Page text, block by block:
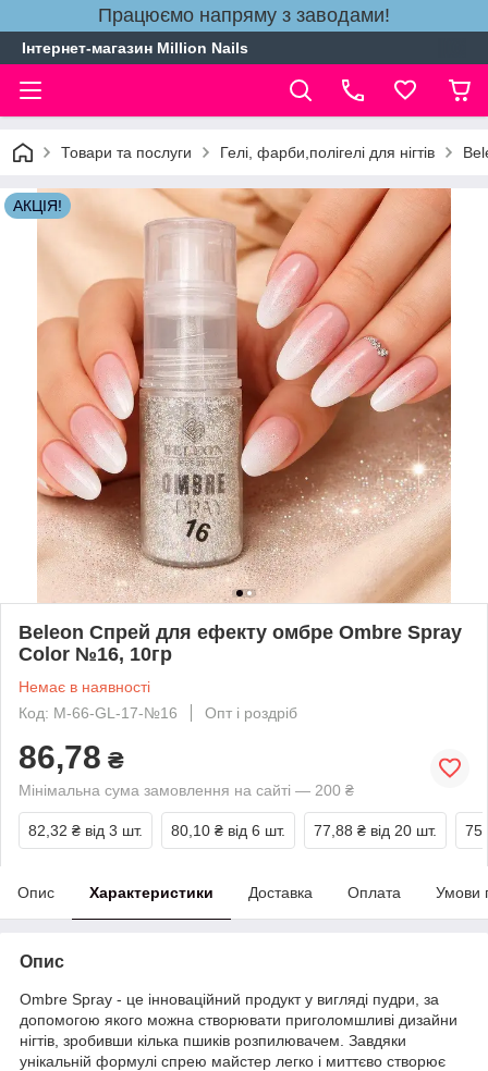
Працюємо напряму з заводами!
Інтернет-магазин Million Nails
Товари та послуги Гелі, фарби,полігелі для нігтів
АКЦІЯ!
Beleon Спрей для ефекту омбре Ombre Spray
Color №16, 10гр
Немає в наявності
Код: М-66-GL-17-№16
Опт і роздріб
86,78 ₴
Мінімальна сума замовлення на сайті — 200 ₴
82,32 ₴ від 3 шт. 80,10 ₴ від 6 шт. 77,88 ₴ від 20 шт.
Опис Характеристики Доставка Оплата Умови
Опис
Ombre Spray - це інноваційний продукт у вигляді пудри, за
допомогою якого можна створювати приголомшливі дизайни
нігтів, зробивши кілька пшиків розпилювачем. Завдяки
унікальній формулі спрею майстер легко і миттєво створює